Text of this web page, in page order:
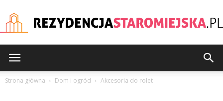
Strona główna Dom i ogród Akcesoria do rolet